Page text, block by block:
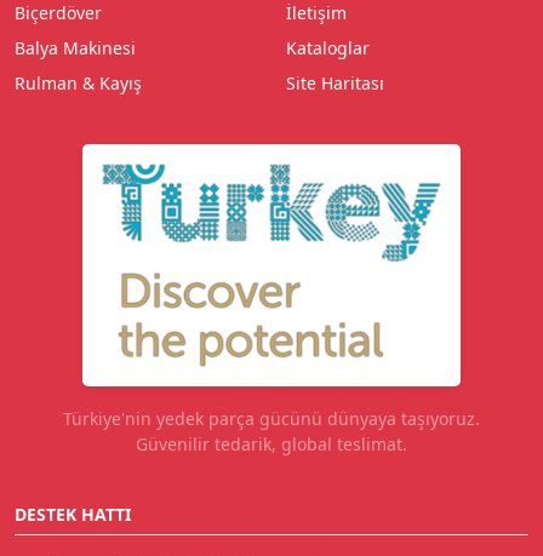
Biçerdöver
Balya Makinesi
Rulman & Kayış
İletişim
Kataloglar
Site Haritası
Türkiye'nin yedek parça gücünü dünyaya taşıyoruz.
Güvenilir tedarik, global teslimat.
DESTEK HATTI